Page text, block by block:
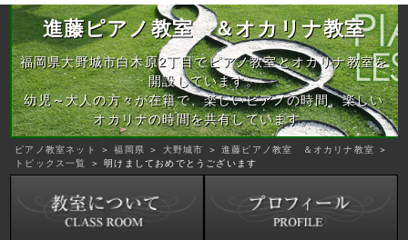
進藤ピアノ教室 ＆オカリナ教室
福岡県大野城市白木原2丁目でピアノ教室とオカリナ教室を
開設しています。
幼児～大人の方々が在籍で、楽しいピアノの時間、楽しい
オカリナの時間を共有しています。
ピアノ教室ネット ＞福岡県 ＞ 大野城市 ＞進藤ピアノ教室 ＆オカリナ教室 ＞
トピックス一覧
＞ 明けましておめでとうございます